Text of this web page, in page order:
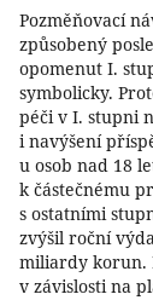
Pozměňovací
způsobený
opomenut I.
symbolicky.
péči v I. stupni
i navýšení
u osob nad 18
k částečnému
s ostatními
zvýšil roční
miliardy korun.
v závislosti na